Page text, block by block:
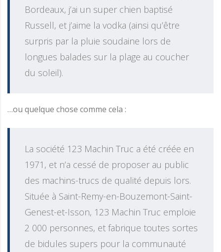
Bordeaux, j’ai un super chien baptisé
Russell, et j’aime la vodka (ainsi qu’être
surpris par la pluie soudaine lors de
longues balades sur la plage au coucher
du soleil).
…ou quelque chose comme cela :
La société 123 Machin Truc a été créée en
1971, et n’a cessé de proposer au public
des machins-trucs de qualité depuis lors.
Située à Saint-Remy-en-Bouzemont-Saint-
Genest-et-Isson, 123 Machin Truc emploie
2 000 personnes, et fabrique toutes sortes
de bidules supers pour la communauté